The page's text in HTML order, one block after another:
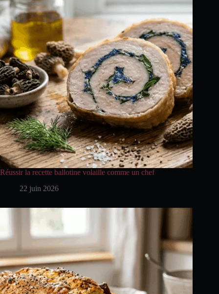
Réussir la recette ballotine volaille comme un chef
22 juin 2026